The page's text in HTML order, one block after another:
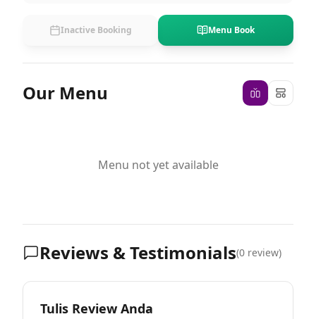
Inactive Booking Menu Book
Our Menu
Menu not yet available
Reviews & Testimonials(0 review)
Tulis Review Anda